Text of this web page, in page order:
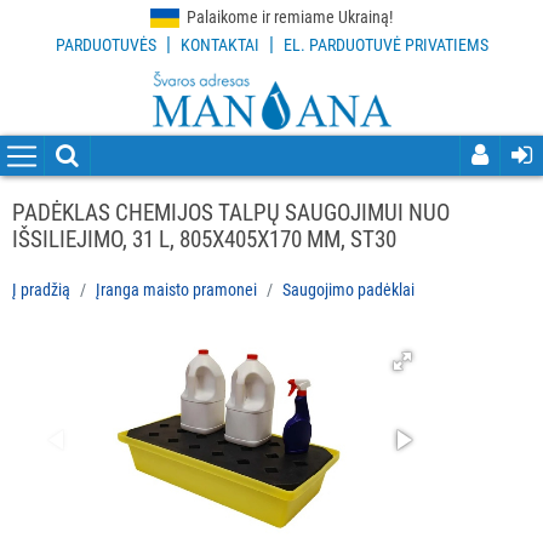
Palaikome ir remiame Ukrainą!
PARDUOTUVĖS | KONTAKTAI | EL. PARDUOTUVĖ PRIVATIEMS
VALYMO
PRIEMONĖS
VALYMO
PADĖKLAS CHEMIJOS TALPŲ SAUGOJIMUI NUO
IŠSILIEJIMO, 31 L, 805X405X170 MM, ST30
Į pradžią Įranga maisto pramonei Saugojimo padėklai